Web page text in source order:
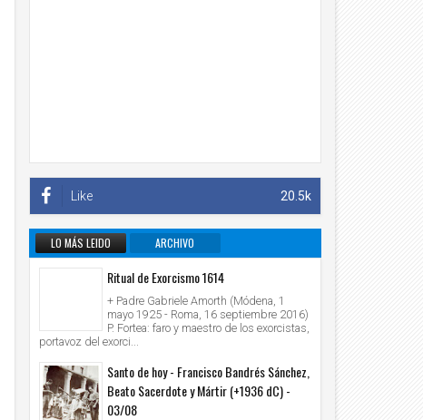
20.5k
Like
LO MÁS LEIDO
ARCHIVO
INFORMATIVO
Ritual de Exorcismo 1614
+ Padre Gabriele Amorth (Módena, 1
mayo 1925 - Roma, 16 septiembre 2016)
P. Fortea: faro y maestro de los exorcistas,
portavoz del exorci...
Santo de hoy - Francisco Bandrés Sánchez,
Beato Sacerdote y Mártir (+1936 dC) -
03/08